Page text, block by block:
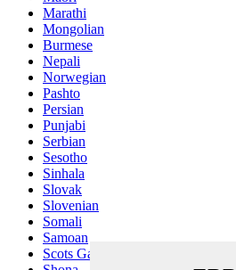
Marathi
Mongolian
Burmese
Nepali
Norwegian
Pashto
Persian
Punjabi
Serbian
Sesotho
Sinhala
Slovak
Slovenian
Somali
Samoan
Scots Gaelic